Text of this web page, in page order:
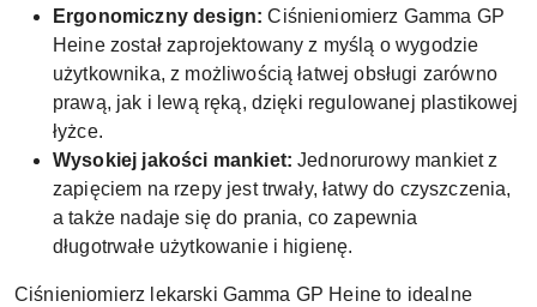
Ergonomiczny design: Ciśnieniomierz Gamma GP
Heine został zaprojektowany z myślą o wygodzie
użytkownika, z możliwością łatwej obsługi zarówno
prawą, jak i lewą ręką, dzięki regulowanej plastikowej
łyżce.
Wysokiej jakości mankiet: Jednorurowy mankiet z
zapięciem na rzepy jest trwały, łatwy do czyszczenia,
a także nadaje się do prania, co zapewnia
długotrwałe użytkowanie i higienę.
Ciśnieniomierz lekarski Gamma GP Heine to idealne